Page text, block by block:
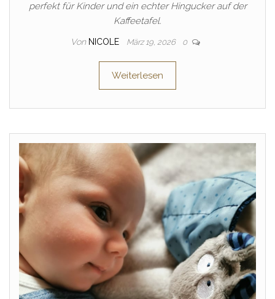
perfekt für Kinder und ein echter Hingucker auf der
Kaffeetafel.
Von NICOLE März 19, 2026 0
Weiterlesen